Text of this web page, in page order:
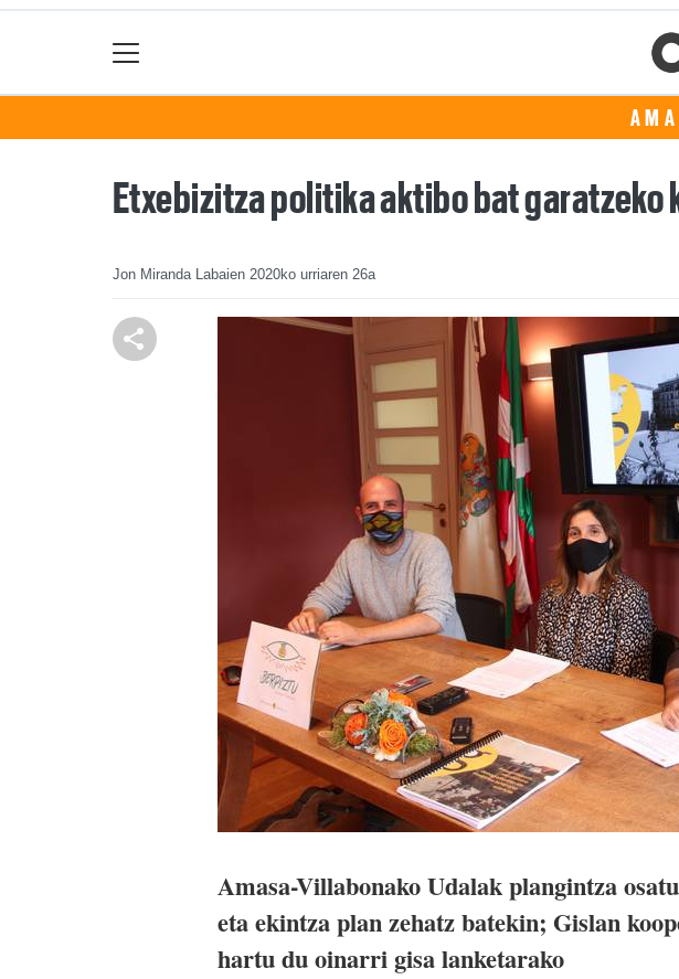
Etxebizitza politika aktibo bat
Jon Miranda Labaien 2020ko urriaren 26a
Amasa-Villabonako Udalak plangintza
eta ekintza plan zehatz batekin; Gislan
hartu du oinarri gisa lanketarako